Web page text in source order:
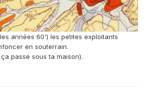
années 60') les petites exploitants
en souterrain.
passe sous ta maison).